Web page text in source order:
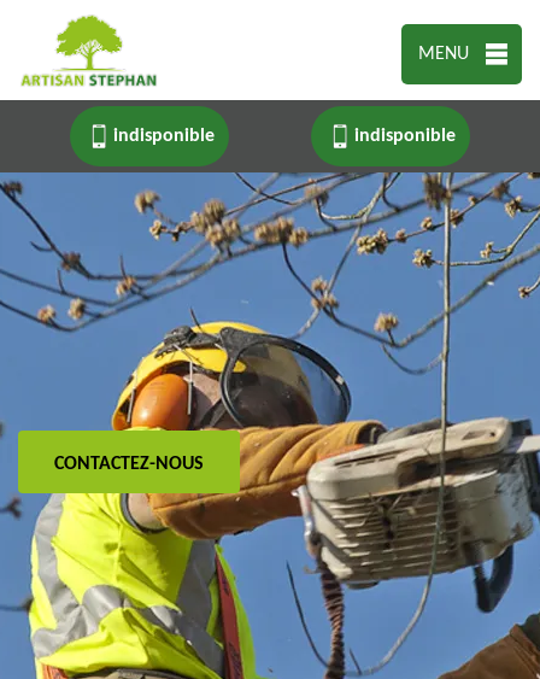
MENU
indisponible indisponible
CONTACTEZ-NOUS